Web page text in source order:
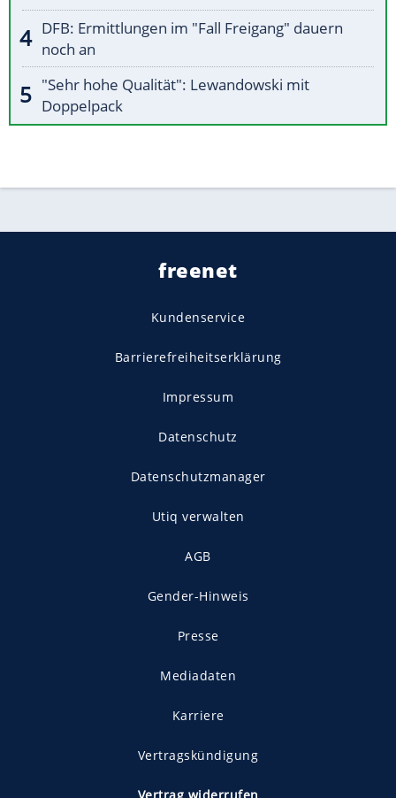
DFB: Ermittlungen im "Fall Freigang" dauern
noch an
"Sehr hohe Qualität": Lewandowski mit
Doppelpack
freenet
Kundenservice
Barrierefreiheitserklärung
Impressum
Datenschutz
Datenschutzmanager
Utiq verwalten
AGB
Gender-Hinweis
Presse
Mediadaten
Karriere
Vertragskündigung